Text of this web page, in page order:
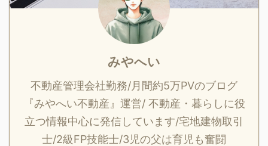
みやへい
不動産管理会社勤務/月間約5万PVのブログ
『みやへい不動産』運営/ 不動産・暮らしに役
立つ情報中心に発信しています/宅地建物取引
士/2級FP技能士/3児の父は育児も奮闘